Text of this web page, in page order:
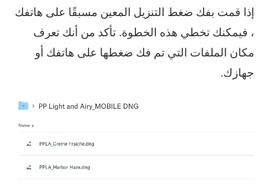
إذا قمت بفك ضغط التنزيل المعين مسبقًا على هاتفك
، فيمكنك تخطي هذه الخطوة. تأكد من أنك تعرف
مكان الملفات التي تم فك ضغطها على هاتفك أو
جهازك.